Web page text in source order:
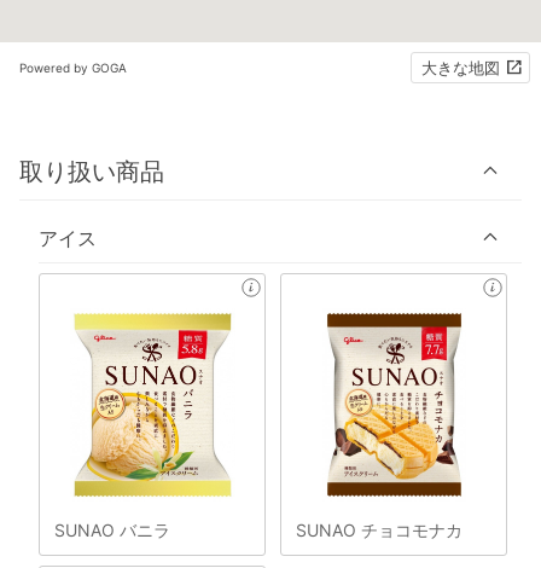
Powered by GOGA 大きな地図
取り扱い商品
アイス
SUNAO バニラ SUNAO チョコモナカ